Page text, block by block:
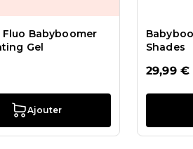
Fluo Babyboomer
Gel
Ajouter
Shades
29,99 €